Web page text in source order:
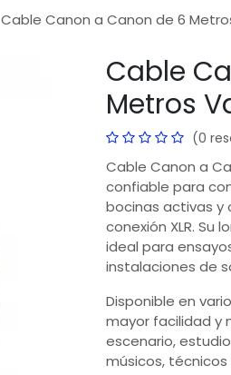
Cable Canon a Canon de 6
Cable
Metros
(0
Cable Canon a
confiable para
bocinas activas y
conexión XLR.
ideal para
instalaciones de
Disponible en
mayor facilidad y
escenario,
músicos,